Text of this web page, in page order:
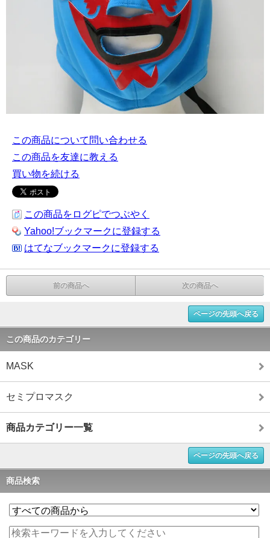
この商品について問い合わせる
この商品を友達に教える
買い物を続ける
この商品をログピでつぶやく
Yahoo!ブックマークに登録する
はてなブックマークに登録する
前の商品へ 次の商品へ
ページの先頭へ戻る
この商品のカテゴリー
MASK
セミプロマスク
商品カテゴリー一覧
ページの先頭へ戻る
商品検索